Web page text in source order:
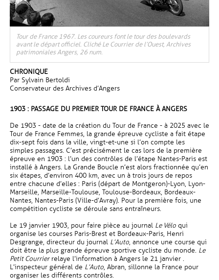
Tour de France 1967. Les coureurs font le tour des boulevards
avant le départ officiel. Cliché Le Courrier de l’Ouest, Archives
patrimoniales Angers, 26 num.
CHRONIQUE
Par Sylvain Bertoldi
Conservateur des Archives d’Angers
1903 : PASSAGE DU PREMIER TOUR DE FRANCE À ANGERS
De 1903 - date de la création du Tour de France - à 2025 avec le
Tour de France Femmes, la grande épreuve cycliste a fait étape
dix-sept fois dans la ville, vingt-et-une si l’on compte les
simples passages. C’est précisément le cas lors de la première
épreuve en 1903 : l’un des contrôles de l’étape Nantes-Paris est
installé à Angers. La Grande Boucle n’est alors fractionnée qu’en
six étapes, d’environ 400 km, avec un à trois jours de repos
entre chacune d’elles : Paris (départ de Montgeron)-Lyon, Lyon-
Marseille, Marseille-Toulouse, Toulouse-Bordeaux, Bordeaux-
Nantes, Nantes-Paris (Ville-d’Avray). Pour la première fois, une
compétition cycliste se déroule sans entraîneurs.
Le 19 janvier 1903, pour faire pièce au journal Le Vélo qui
organise les courses Paris-Brest et Bordeaux-Paris, Henri
Desgrange, directeur du journal L’Auto, annonce une course qui
doit être la plus grande épreuve sportive cycliste du monde. Le
Petit Courrierrelaye l’information à Angers le 21 janvier .
L’inspecteur général de L’Auto, Abran, sillonne la France pour
organiser les différents contrôles.